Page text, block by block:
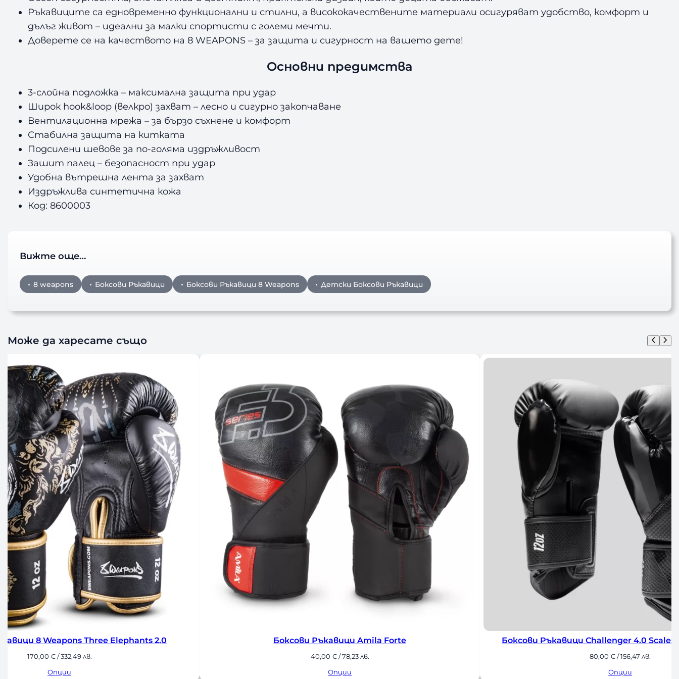
Ръкавиците са едновременно функционални и стилни, а висококачествените материали осигуряват удобство, комфорт и
дълъг живот– идеални за малки спортисти с големи мечти.
Доверете се на качеството на 8 WEAPONS–за защита и сигурност на вашето дете!
Основни предимства
3-слойна подложка– максимална защита при удар
Широк hook&loop (велкро) захват–лесно и сигурно закопчаване
Вентилационна мрежа–за бързо съхнене и комфорт
Стабилна защита на китката
Подсилени шевове за по-голяма издръжливост
Зашит палец– безопасност при удар
Удобна вътрешна лента за захват
Издръжлива синтетична кожа
Код: 8600003
Вижте още…
8 weapons Боксови Ръкавици Боксови Ръкавици 8 Weapons Детски Боксови Ръкавици
Може да харесате също
Ръкавици Amila Forte
40,00€/ 78,23 лв.
Опции
Боксови Ръкавици Challenger 4.0 Scales Venum – Black
80,00 €/ 156,47 лв.
Опции
Боксови Ръкавици Fairtex
175,00€/ 342,27 лв.
Опции